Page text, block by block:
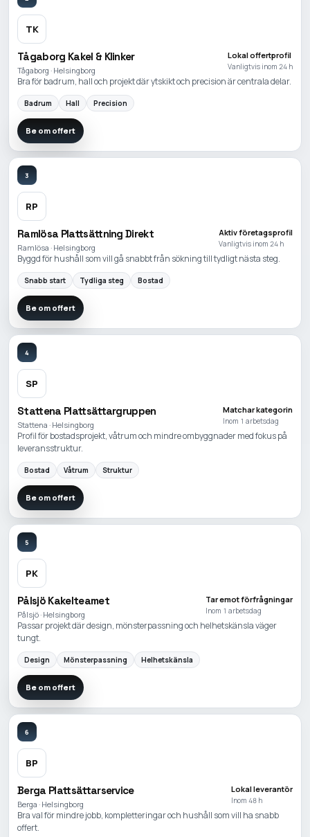
TK
Tågaborg Kakel & Klinker
Tågaborg · Helsingborg
Lokal offertprofil
Vanligtvis inom 24 h
Bra för badrum, hall och projekt där ytskikt och precision är centrala delar.
Badrum Hall Precision
Be om offert
3
RP
Ramlösa Plattsättning Direkt
Ramlösa · Helsingborg
Aktiv företagsprofil
Vanligtvis inom 24 h
Byggd för hushåll som vill gå snabbt från sökning till tydligt nästa steg.
Snabb start Tydliga steg Bostad
Be om offert
4
SP
Stattena Plattsättargruppen
Stattena · Helsingborg
Matchar kategorin
Inom 1 arbetsdag
Profil för bostadsprojekt, våtrum och mindre ombyggnader med fokus på
leveransstruktur.
Bostad Våtrum Struktur
Be om offert
5
PK
Pålsjö Kakelteamet
Pålsjö · Helsingborg
Tar emot förfrågningar
Inom 1 arbetsdag
Passar projekt där design, mönsterpassning och helhetskänsla väger
tungt.
Design Mönsterpassning Helhetskänsla
Be om offert
6
BP
Berga Plattsättarservice
Berga · Helsingborg
Lokal leverantör
Inom 48 h
Bra val för mindre jobb, kompletteringar och hushåll som vill ha snabb
offert.